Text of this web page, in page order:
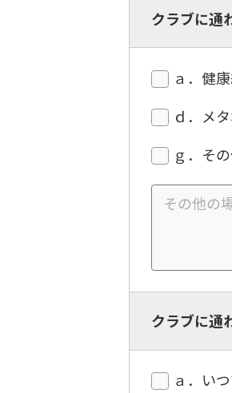
クラブに通
ａ．健
ｄ．メ
ｇ．そ
クラブに通
ａ．い